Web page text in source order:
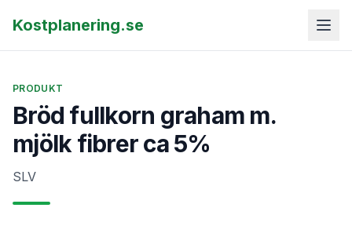
Kostplanering.se
PRODUKT
Bröd fullkorn graham m.
mjölk fibrer ca 5%
SLV